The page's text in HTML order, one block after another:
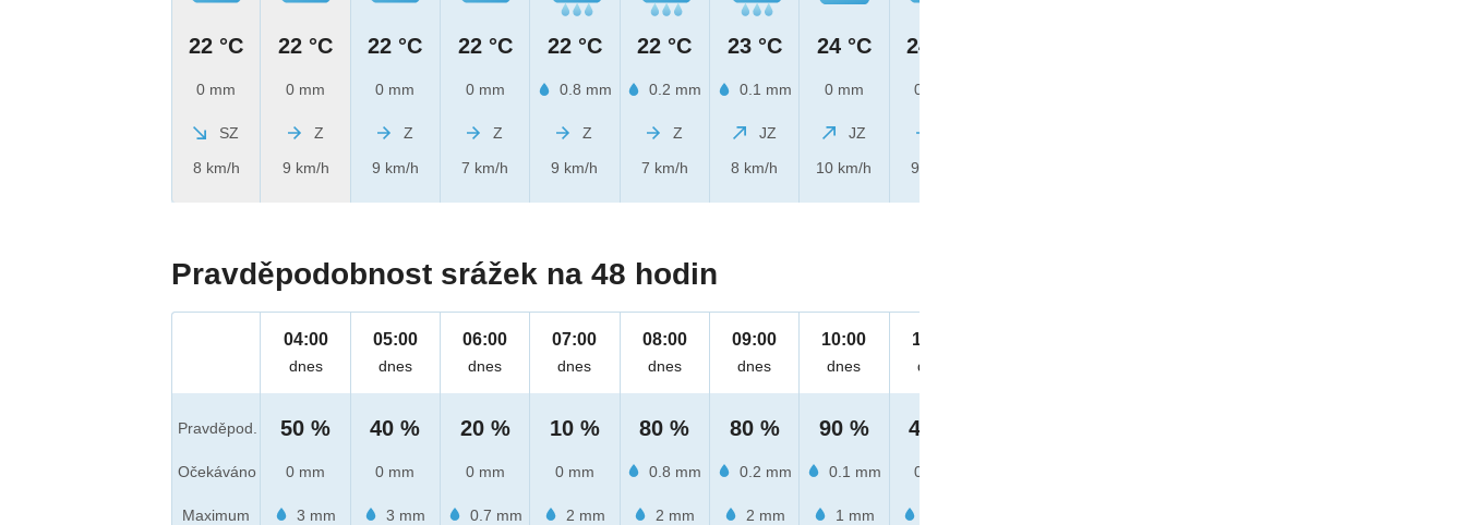
22 °C
0 mm
SZ
8 km/h
22 °C
0 mm
Z
9 km/h
22 °C
0 mm
Z
9 km/h
22 °C
0 mm
Z
7 km/h
22 °C
0.8 mm
Z
9 km/h
22 °C
0.2 mm
Z
7 km/h
23 °C
0.1 mm
JZ
8 km/h
24 °C
0 mm
JZ
10 km/h
24 °C
0 mm
9 km/h
Pravděpodobnost srážek na 48 hodin
Pravděpod.
Očekáváno
Maximum
04:00
dnes
50 %
0 mm
3 mm
05:00
dnes
40 %
0 mm
3 mm
06:00
dnes
20 %
0 mm
0.7 mm
07:00
dnes
10 %
0 mm
2 mm
08:00
dnes
80 %
0.8 mm
2 mm
09:00
dnes
80 %
0.2 mm
2 mm
10:00
dnes
90 %
0.1 mm
1 mm
11:00
dnes
40 %
0 mm